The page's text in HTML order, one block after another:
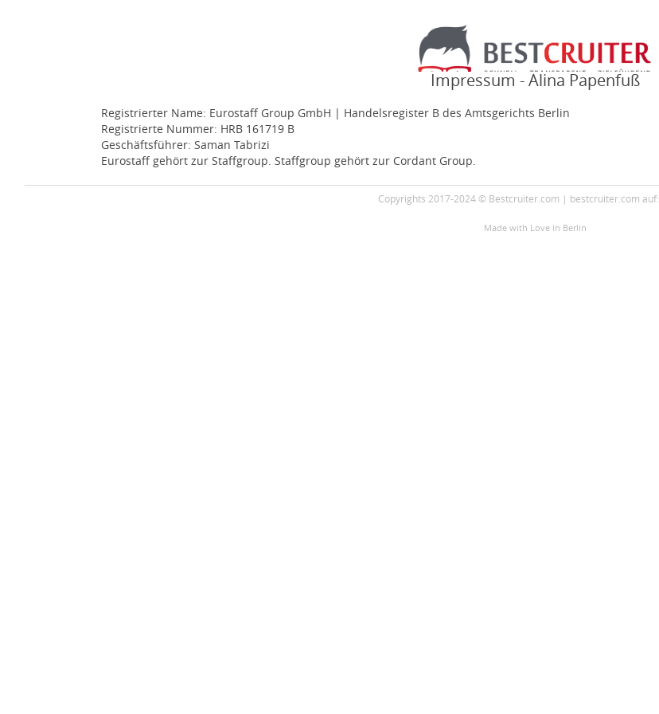
Impressum - Alina Papenfuß
Registrierter Name: Eurostaff Group GmbH | Handelsregister B des Amtsgerichts Berlin
Registrierte Nummer: HRB 161719 B
Geschäftsführer: Saman Tabrizi
Eurostaff gehört zur Staffgroup. Staffgroup gehört zur Cordant Group.
Copyrights 2017-2024 © Bestcruiter.com | bestcruiter.com auf:
Made with Love in Berlin